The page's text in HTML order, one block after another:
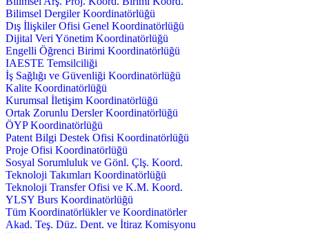
Bilimsel Dergiler Koordinatörlüğü
Dış İlişkiler Ofisi Genel Koordinatörlüğü
Dijital Veri Yönetim Koordinatörlüğü
Engelli Öğrenci Birimi Koordinatörlüğü
IAESTE Temsilciliği
İş Sağlığı ve Güvenliği Koordinatörlüğü
Kalite Koordinatörlüğü
Kurumsal İletişim Koordinatörlüğü
Ortak Zorunlu Dersler Koordinatörlüğü
ÖYP Koordinatörlüğü
Patent Bilgi Destek Ofisi Koordinatörlüğü
Proje Ofisi Koordinatörlüğü
Sosyal Sorumluluk ve Gönl. Çlş. Koord.
Teknoloji Takımları Koordinatörlüğü
Teknoloji Transfer Ofisi ve K.M. Koord.
YLSY Burs Koordinatörlüğü
Tüm Koordinatörlükler ve Koordinatörler
Akad. Teş. Düz. Dent. ve İtiraz Komisyonu